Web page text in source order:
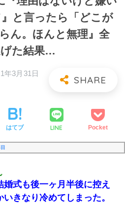
と言ったら「どこが
ん。ほんと無理』全
た結果…
年3月31日
はてブ LINE Pocket
式も後一ヶ月半後に控え
きなり冷めてしまった。